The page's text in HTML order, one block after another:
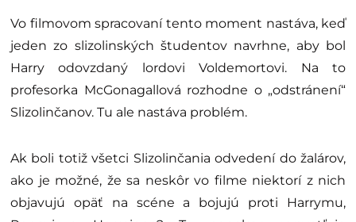
Vo filmovom spracovaní tento moment nastáva, keď
jeden zo slizolinských študentov navrhne, aby bol
Harry odovzdaný lordovi Voldemortovi. Na to
profesorka McGonagallová rozhodne o „odstránení“
Slizolinčanov. Tu ale nastáva problém.
Ak boli totiž všetci Slizolinčania odvedení do žalárov,
ako je možné, že sa neskôr vo filme niektorí z nich
objavujú opäť na scéne a bojujú proti Harrymu,